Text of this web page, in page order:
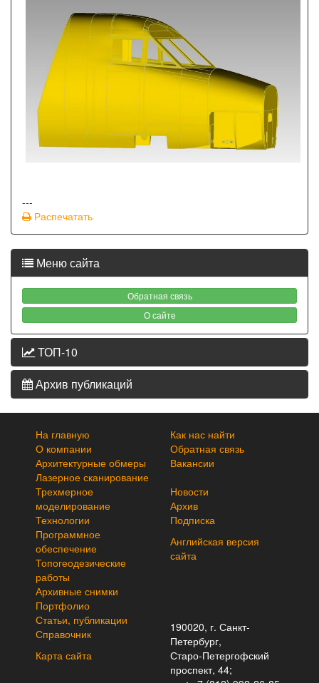
---
Распечатать
Меню сайта
Обратная связь
О сайте
ТОП-10
Архив публикаций
На главную
О компании
Архитектурные обмеры
Лазерное сканирование
Трехмерное
моделирование
Технологии
Программное
обеспечение
Топогеодезические
работы
Архивные снимки
Портфолио
Статьи, публикации
Справочник
Карта сайта
Как нас найти
Обратная связь
Вакансии
Новости
Архив
Подписка
Английская версия
сайта
190020, г. Санкт-
Петербург,
Старо-Петергофский
проспект, 44;